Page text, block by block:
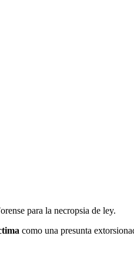
para la necropsia de ley.
como una presunta